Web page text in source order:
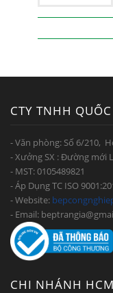
CTY TNHH
- Văn phòng: Số 6/210,
- Xưởng SX : Đường mới
- MST: 0105489821
- Áp Dụng TC ISO
- Website:
- Email:
CHI NHÁNH HCM